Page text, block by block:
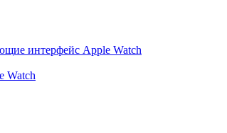
интерфейс Apple Watch
Watch